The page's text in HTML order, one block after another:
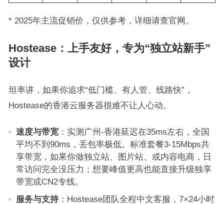
* 2025年主流促销价，仅供参考，详细请查官网。
Hostease：上手友好，专为“独立站新手”
设计
坦率讲，如果你追求“低门槛、有人管、线路快”，
Hostease的香港云服务器很难不让人心动。
速度与带宽：实测广州-香港延迟在35ms左右，全国
平均不到90ms，丢包率极低。标准套餐3-15Mbps共
享带宽，如果你做独立站、图片站、或内容电商，日
常访问完全没压力；想要峰值更高也能直接升级独享
带宽或CN2专线。
服务与支持：Hostease团队全程中文客服，7×24小时